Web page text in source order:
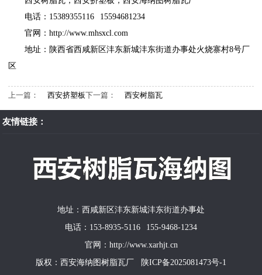
电话：15389355116 15594681234
官网：http://www.mhsxcl.com
地址：陕西省西咸新区沣东新城沣东街道办事处火烧寨村8号厂
区
上一篇： 西安挤塑板下一篇： 西安树脂瓦
友情链接：
地址：西咸新区沣东新城沣东街道办事处
电话：153-8935-5116 155-9468-1234
官网：http://www.xarhjt.cn
版权：西安海纳图树脂瓦厂
陕ICP备2025081473号-1